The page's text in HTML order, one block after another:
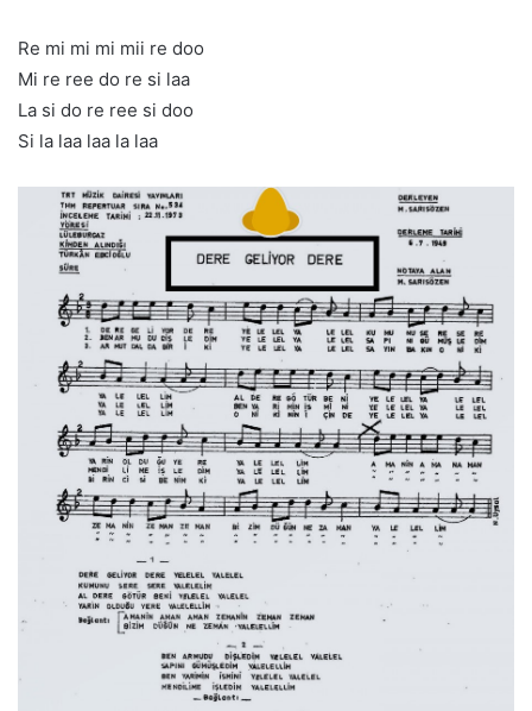
Re mi mi mi mii re doo
Mi re ree do re si laa
La si do re ree si doo
Si la laa laa la laa